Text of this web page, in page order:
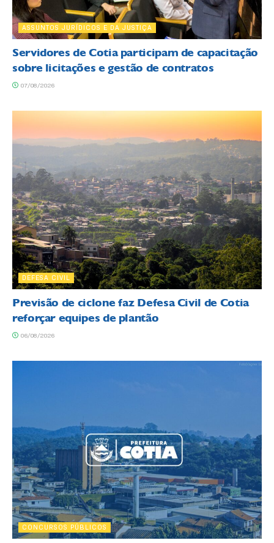
ASSUNTOS JURÍDICOS E DA JUSTIÇA
Servidores de Cotia participam de capacitação
sobre licitações e gestão de contratos
07/08/2026
DEFESA CIVIL
Previsão de ciclone faz Defesa Civil de Cotia
reforçar equipes de plantão
06/08/2026
CONCURSOS PÚBLICOS